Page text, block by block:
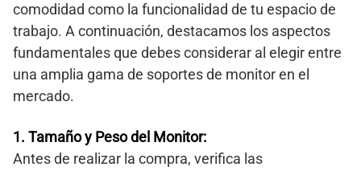
comodidad como la funcionalidad de tu espacio de
trabajo. A continuación, destacamos los aspectos
fundamentales que debes considerar al elegir entre
una amplia gama de soportes de monitor en el
mercado.
1. Tamaño y Peso del Monitor:
Antes de realizar la compra, verifica las